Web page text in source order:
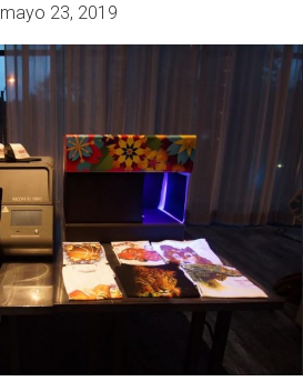
mayo 23, 2019